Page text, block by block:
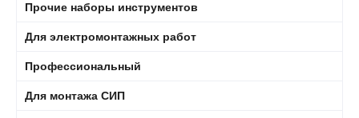
Прочие наборы инструментов
Для электромонтажных работ
Профессиональный
Для монтажа СИП